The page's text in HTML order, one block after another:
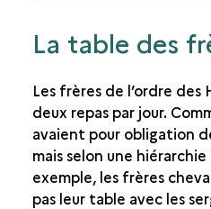
DORMIR EN COMMUN
AU DÉBUT, DES ESPACES
DES ESPACES DE VIE
LA TOUR DES LATRINES
PRIER
La table des
Les frères de l’ordre
deux repas par jour.
avaient pour obligation
mais selon une
exemple, les frères
pas leur table avec les